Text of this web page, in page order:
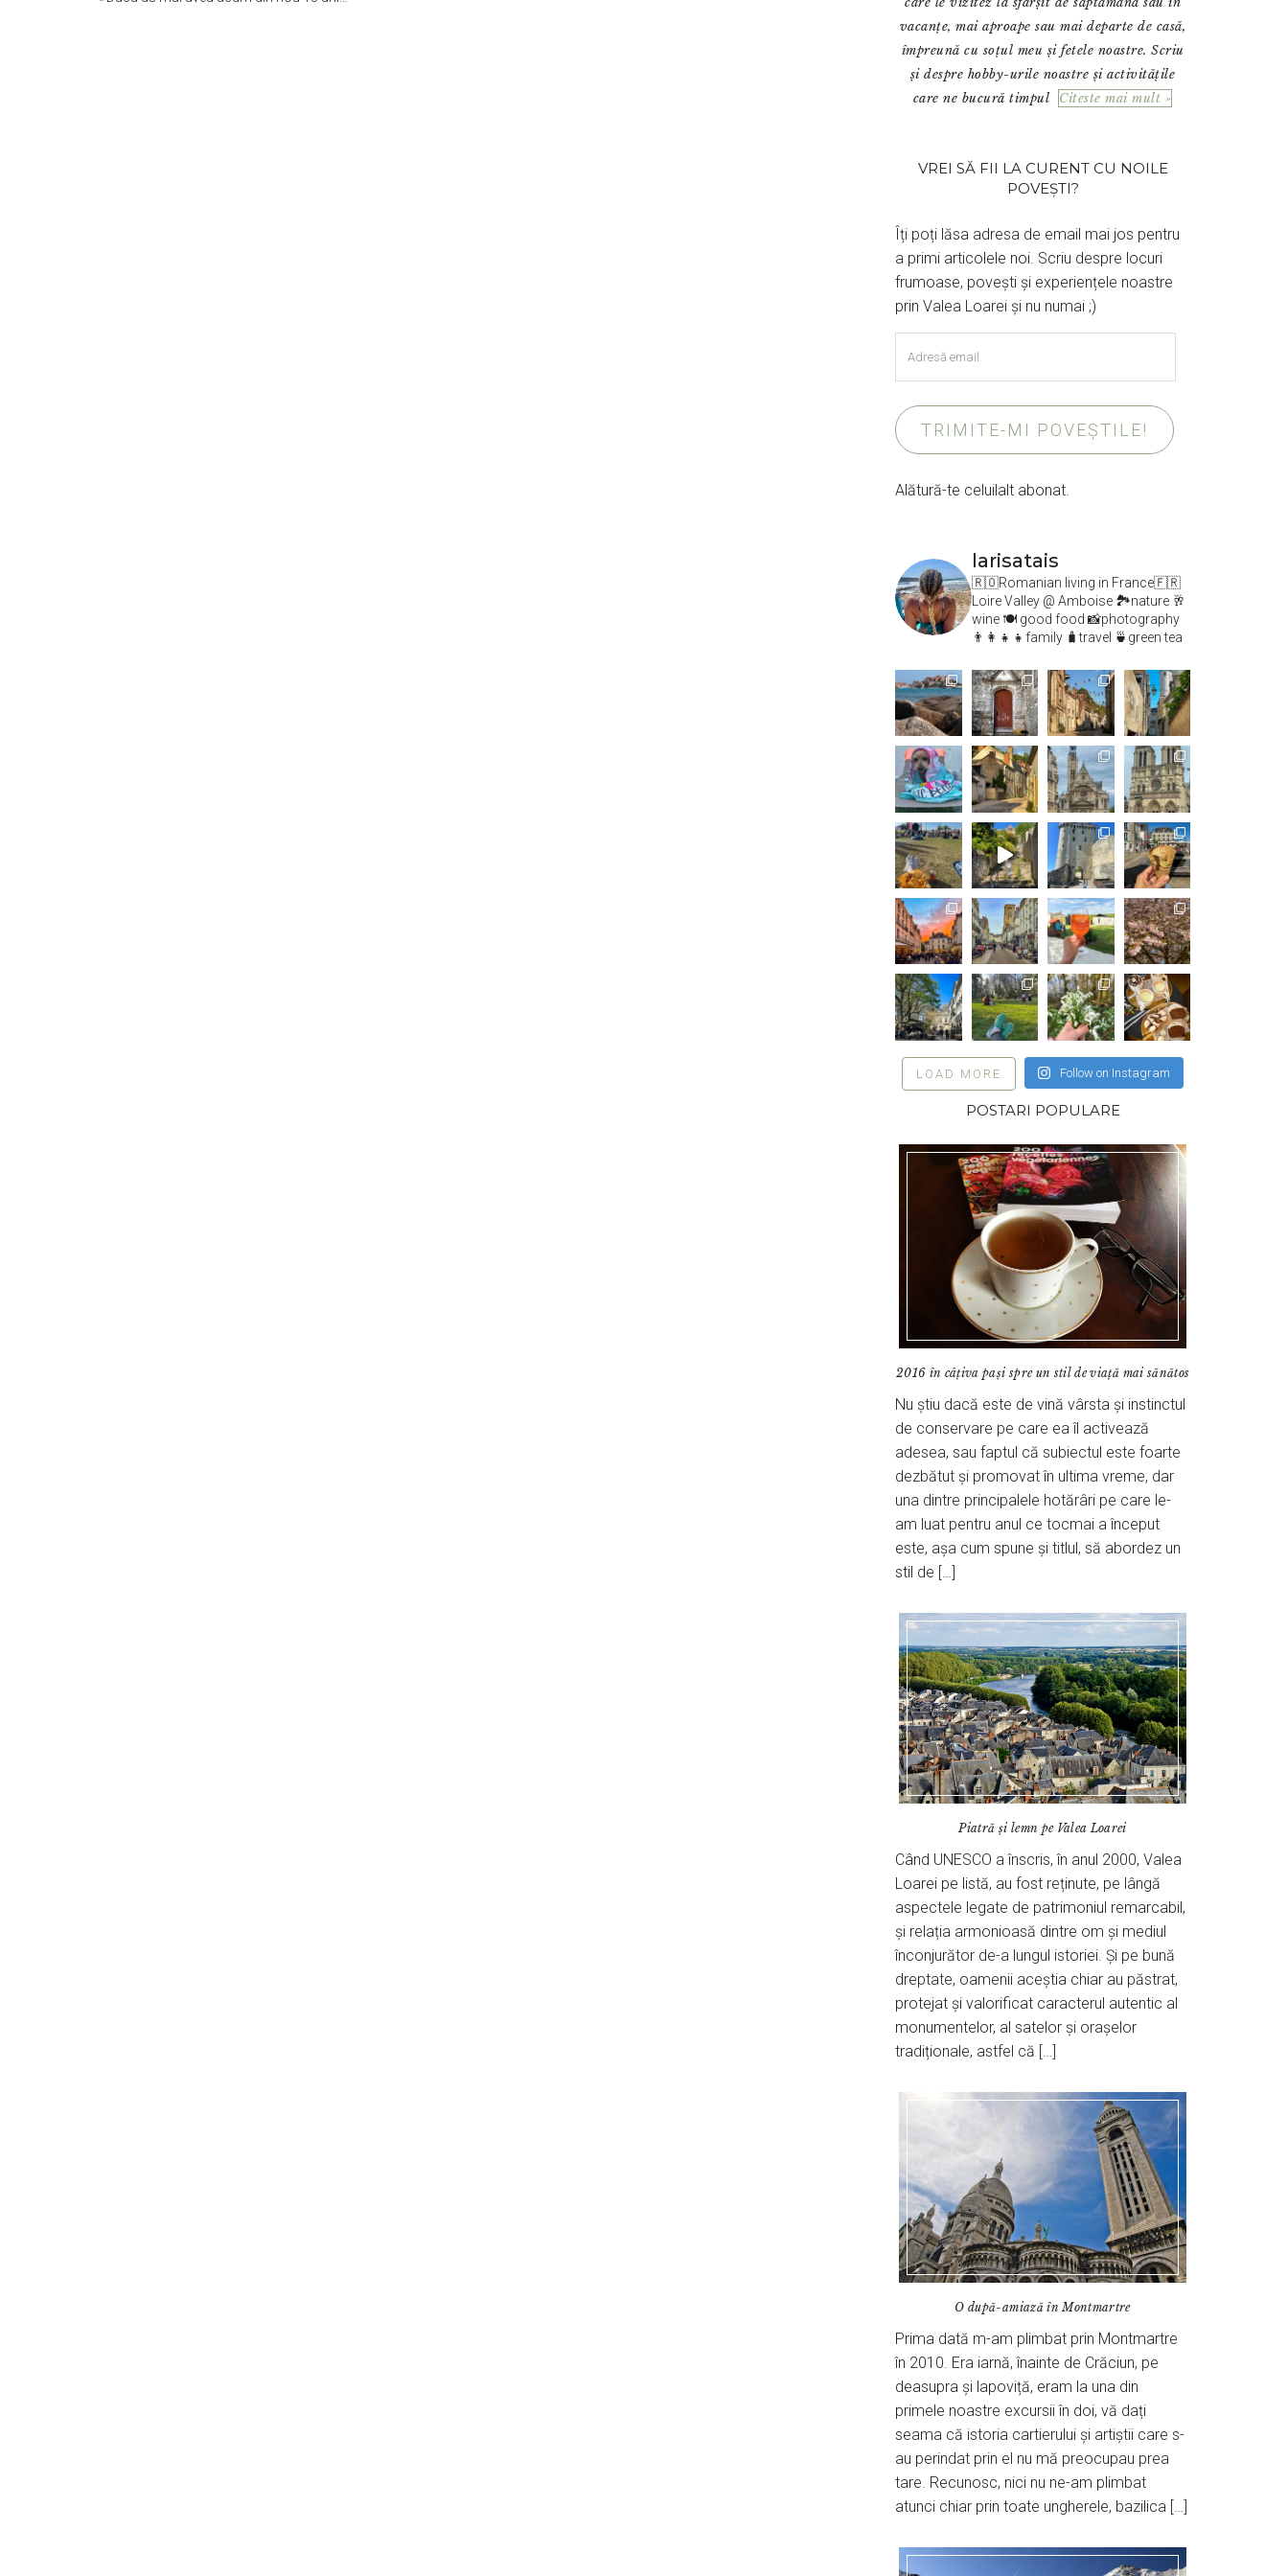
vacanțe, mai aproape sau mai departe de casă,
împreună cu soțul meu și fetele noastre. Scriu
și despre hobby-urile noastre și activitățile
care ne bucură timpul Citeste mai mult »
VREI SĂ FII LA CURENT CU NOILE
POVEȘTI?
Îți poți lăsa adresa de email mai jos pentru
a primi articolele noi. Scriu despre locuri
frumoase, povești și experiențele noastre
prin Valea Loarei și nu numai ;)
email
TRIMITE-MI POVEȘTILE!
Alătură-te celuilalt abonat.
larisatais
🇷🇴Romanian living in France🇫🇷
Loire Valley @ Amboise 🏞️nature 🥂
wine 🍽 good food 📸photography
👨‍👩‍👧‍👧family 🧳travel 🍵green tea
LOAD MORE Follow on Instagram
POSTARI POPULARE
2016 în câțiva pași spre un stil de viață mai sănătos
Nu știu dacă este de vină vârsta și instinctul
de conservare pe care ea îl activează
adesea, sau faptul că subiectul este foarte
dezbătut și promovat în ultima vreme, dar
una dintre principalele hotărâri pe care le-
am luat pentru anul ce tocmai a început
este, așa cum spune și titlul, să abordez un
stil de […]
Piatră și lemn pe Valea Loarei
Când UNESCO a înscris, în anul 2000, Valea
Loarei pe listă, au fost reținute, pe lângă
aspectele legate de patrimoniul remarcabil,
și relația armonioasă dintre om și mediul
înconjurător de-a lungul istoriei. Și pe bună
dreptate, oamenii aceștia chiar au păstrat,
protejat și valorificat caracterul autentic al
monumentelor, al satelor și orașelor
tradiționale, astfel că […]
O după-amiază în Montmartre
Prima dată m-am plimbat prin Montmartre
în 2010. Era iarnă, înainte de Crăciun, pe
deasupra și lapoviță, eram la una din
primele noastre excursii în doi, vă dați
seama că istoria cartierului și artiștii care s-
au perindat prin el nu mă preocupau prea
tare. Recunosc, nici nu ne-am plimbat
atunci chiar prin toate ungherele, bazilica […]